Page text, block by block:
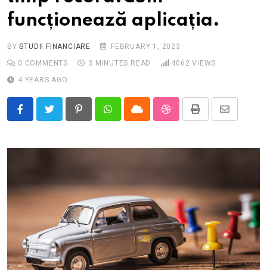
funcționează aplicația.
BYSTUDII FINANCIARE
FEBRUARY 1, 2023
0 COMMENTS 3 MINUTES READ 4062 VIEWS
4 YEARS AGO
PinterestWhatsappCloud StumbleUpon
Print
Share
Email